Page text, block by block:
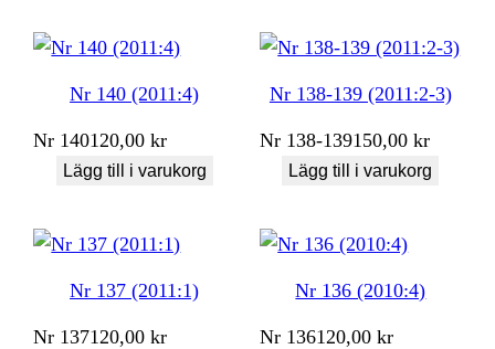
Nr 140 (2011:4)
Nr 140120,00kr
Lägg till i varukorg
Nr 138-139 (2011:2-3)
Nr 138-139150,00kr
Lägg till i varukorg
Nr 137 (2011:1)
Nr 137120,00kr
Nr 136 (2010:4)
Nr 136120,00kr